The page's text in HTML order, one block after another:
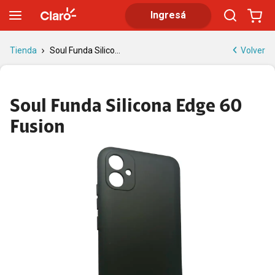
Ingresá
Tienda Soul Funda Silico... Volver
Soul Funda Silicona Edge 60
Fusion
Soul Funda Silicona Edge 60 Fusion | Tienda Claro